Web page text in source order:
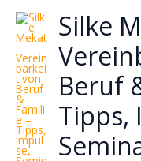
Zum
Inhalt
springen
Silke
Beruf
Tipps,
wie
sich
Stress
reduzieren
Energie
gezielter
einsetzen